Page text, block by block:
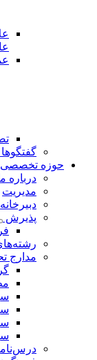
حوزه تخصصی
درباره
مديريت
دبيرخانه
پذيرش
مدارج